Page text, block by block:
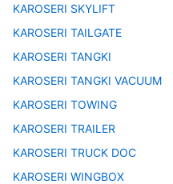
KAROSERI SKYLIFT
KAROSERI TAILGATE
KAROSERI TANGKI
KAROSERI TANGKI VACUUM
KAROSERI TOWING
KAROSERI TRAILER
KAROSERI TRUCK DOC
KAROSERI WINGBOX